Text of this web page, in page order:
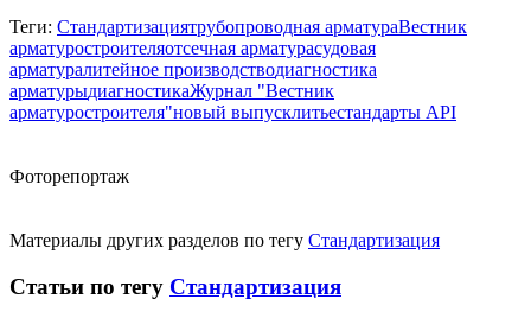
Теги: Стандартизациятрубопроводная арматураВестник
арматуростроителяотсечная арматурасудовая
арматуралитейное производстводиагностика
арматурыдиагностикаЖурнал "Вестник
арматуростроителя"новый выпусклитьестандарты API
Фоторепортаж
Материалы других разделов по тегу Стандартизация
Статьи по тегу Стандартизация